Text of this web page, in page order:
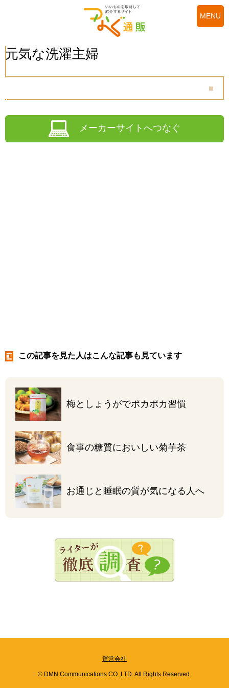
MENU
元気な洗濯主婦
メーカーサイトへつなぐ
この記事を見た人はこんな記事も見ています
梅としょうがでポカポカ習慣
食事の糖質においしい菊芋茶
お通じと睡眠の質が気になる人へ
運営会社
© DMN Communications CO.,LTD. All Rights Reserved.